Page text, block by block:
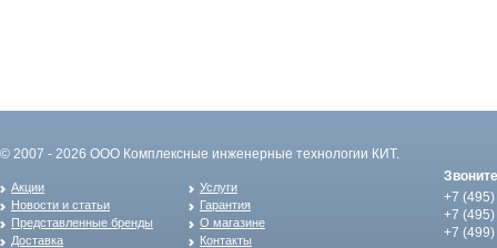
© 2007 - 2026 ООО Комплексные инженерные технологии КИТ.
Акции
Новости и статьи
Представленные бренды
Доставка
Услуги
Гарантия
О магазине
Контакты
Звоните
+7 (495)
+7 (495)
+7 (499)